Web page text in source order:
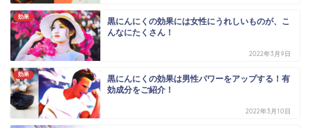
効果
黒にんにくの効果には女性にうれしいものが、こ
んなにたくさん！
2022年3月9日
効果
黒にんにくの効果は男性パワーをアップする！有
効成分をご紹介！
2022年3月10日